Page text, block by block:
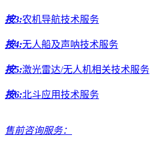
按3:农机导航技术服务
按4:无人船及声呐技术服务
按5:激光雷达/无人机相关技术服务
按6:北斗应用技术服务
售前咨询服务：